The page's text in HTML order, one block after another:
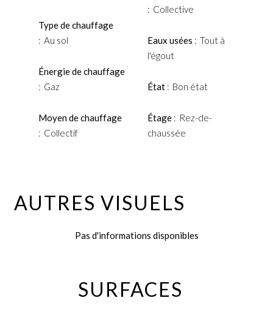
Type de chauffage
Au sol
Énergie de chauffage
Gaz
Moyen de chauffage
Collectif
Collective
Eaux usées
Tout à
l'égout
État Bon état
Étage
Rez-de-
chaussée
AUTRES VISUELS
Pas d'informations disponibles
SURFACES